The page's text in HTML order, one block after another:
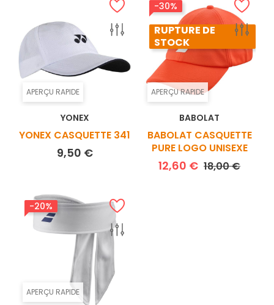
APERÇU RAPIDE
YONEX
YONEX CASQUETTE 341
9,50 €Prix
APERÇU RAPIDE
-30%
RUPTURE DE
STOCK
BABOLAT
BABOLAT CASQUETTE
PURE LOGO UNISEXE
12,60 € Prix de base
18,00 €Prix
APERÇU RAPIDE
-20%